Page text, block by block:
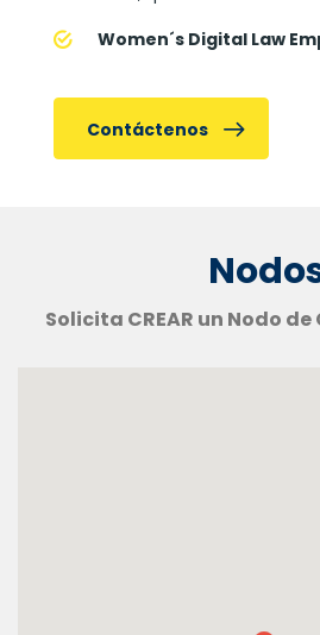
Women´s Digital Law
Contáctenos
Solicita CREAR un Nodo de